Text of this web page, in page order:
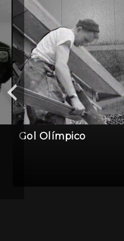
Gol Olímpico